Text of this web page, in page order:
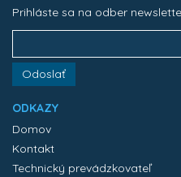
Prihláste sa na odber
Odoslať
ODKAZY
Domov
Kontakt
Technický prevádzkovateľ